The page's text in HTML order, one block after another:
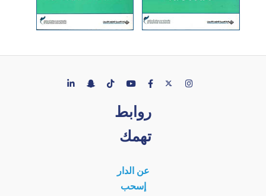
روابط
تهمك
عن الدار
إسحب